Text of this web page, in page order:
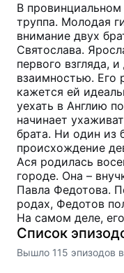
В провинциальном
труппа. Молодая
внимание двух
Святослава.
первого взгляда,
взаимностью. Его
кажется ей
уехать в Англию
начинает
брата. Ни один из
происхождение
Ася родилась
городе. Она –
Павла Федотова.
родах, Федотов
На самом деле,
Список
Вышло 115 эпизодов в